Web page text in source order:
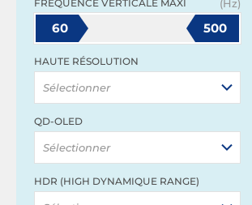
FRÉQUENCE VERTICALE MAXI (Hz)
60 500
HAUTE RÉSOLUTION
Sélectionner
QD-OLED
Sélectionner
HDR (HIGH DYNAMIQUE RANGE)